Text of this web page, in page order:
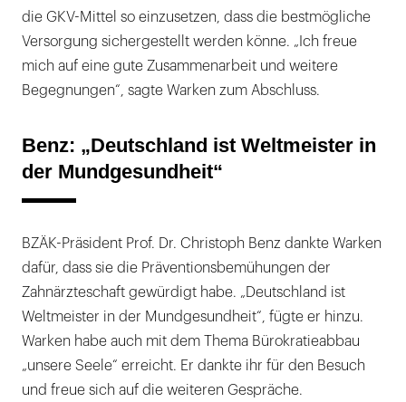
die GKV-Mittel so einzusetzen, dass die bestmögliche
Versorgung sichergestellt werden könne. „Ich freue
mich auf eine gute Zusammenarbeit und weitere
Begegnungen“, sagte Warken zum Abschluss.
Benz: „Deutschland ist Weltmeister in
der Mundgesundheit“
BZÄK-Präsident Prof. Dr. Christoph Benz dankte Warken
dafür, dass sie die Präventionsbemühungen der
Zahnärzteschaft gewürdigt habe. „Deutschland ist
Weltmeister in der Mundgesundheit“, fügte er hinzu.
Warken habe auch mit dem Thema Bürokratieabbau
„unsere Seele“ erreicht. Er dankte ihr für den Besuch
und freue sich auf die weiteren Gespräche.